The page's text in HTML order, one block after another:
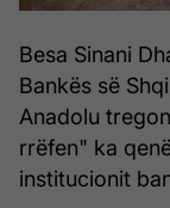
Besa Sinani
Bankës së
Anadolu
rrëfen" ka
institucionit